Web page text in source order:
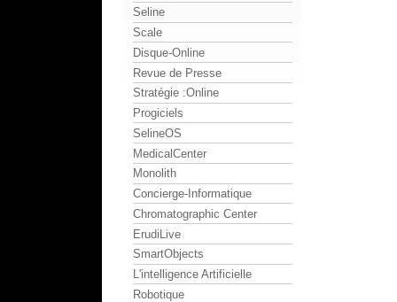
Seline
Scale
Disque-Online
Revue de Presse
Stratégie :Online
Progiciels
SelineOS
MedicalCenter
Monolith
Concierge-Informatique
Chromatographic Center
ErudiLive
SmartObjects
L'intelligence Artificielle
Robotique